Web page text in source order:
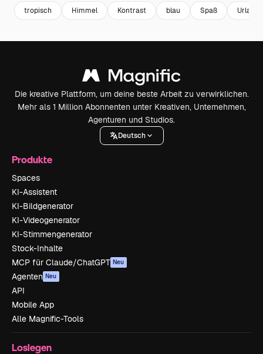
tropisch Himmel Kontrast blau Spaß Urlaub
Die kreative Plattform, um deine beste Arbeit zu verwirklichen.
Mehr als 1 Million Abonnenten unter Kreativen, Unternehmen,
Agenturen und Studios.
Deutsch
Produkte
Spaces
KI-Assistent
KI-Bildgenerator
KI-Videogenerator
KI-Stimmengenerator
Stock-Inhalte
MCP für Claude/ChatGPT Neu
Agenten Neu
API
Mobile App
Alle Magnific-Tools
Loslegen